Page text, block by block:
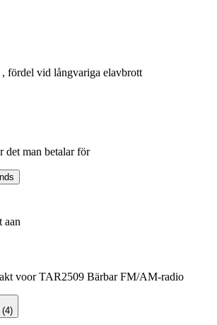
fördel vid långvariga elavbrott
det man betalar för
aan
voor TAR2509 Bärbar FM/AM-radio
(4)